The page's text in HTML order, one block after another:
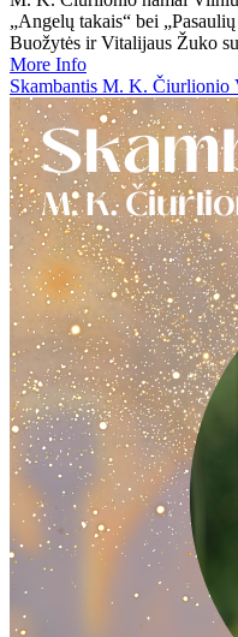
„Angelų takais“ bei
Buožytės ir Vitalijaus Žuko
More Info
Skambantis M. K.